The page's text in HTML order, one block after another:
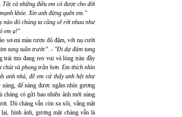
cả những điều em có được cho đời
khỏe. Xin anh đừng quên em."
đó chúng ta cũng sẽ rời nhau như
em ạ!"
sơ-mi màu rượu đỏ đậm, với nụ cười
tang tuần trước". - "Đi dự đám tang
trái tim đang reo vui và lòng tràn đầy
và phong trần hơn. Em thích nhìn
anh nhá, để em cứ thấy anh hệt như
để nàng được ngắm nhìn gương
chàng có gửi bao nhiêu ảnh mới nàng
Dù chàng vẫn còn xa xôi, vắng mặt
hình ảnh, gương mặt chàng vẫn là